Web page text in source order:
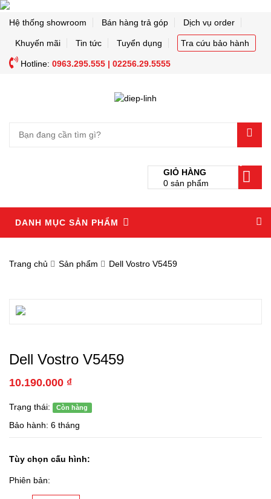
Hệ thống showroom Bán hàng trả góp Dịch vụ order
Khuyến mãi Tin tức Tuyển dụng Tra cứu bảo hành
Hotline: 0963.295.555 | 02256.29.5555
GIỎ HÀNG
0 sản phẩm
DANH MỤC SẢN PHẨM
Trang chủ Sản phẩm Dell Vostro V5459
Dell Vostro V5459
10.190.000 ₫
Trạng thái: Còn hàng
Bảo hành: 6 tháng
Tùy chọn cấu hình:
Phiên bản: